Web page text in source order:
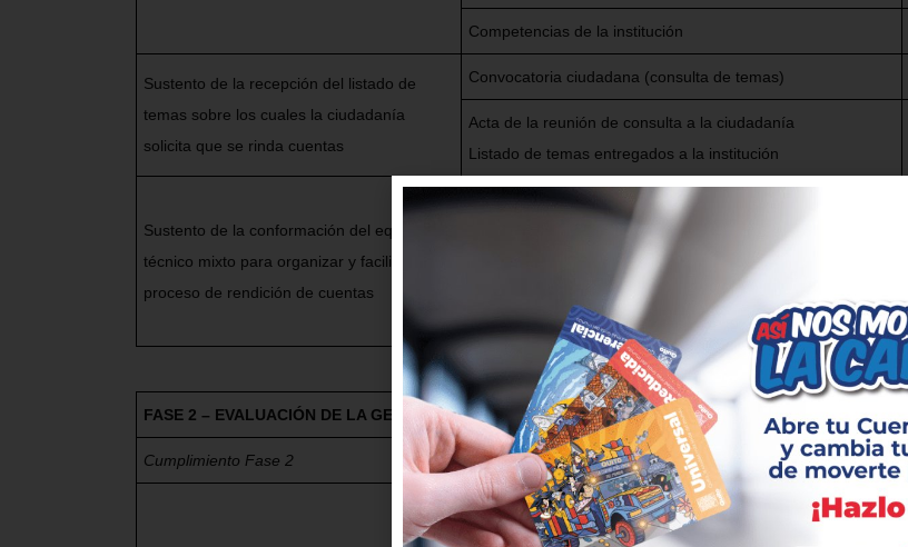
Competencias de la institución
Sustento de la recepción del listado de
temas sobre los cuales la ciudadanía
solicita que se rinda cuentas
Convocatoria ciudadana (consulta de temas)
Acta de la reunión de consulta a la ciudadanía
Listado de temas entregados a la institución
Sustento de la conformación del equipo
técnico mixto para organizar y facilitar el
proceso de rendición de cuentas
*Acta de conformación del Equipo técnico mixto
FASE 2 – EVALUACIÓN DE LA GESTIÓN Y ELABORACIÓN DEL INFORME INSTITUCIONAL
Cumplimiento Fase 2 Respaldo
Actas de reuniones de la Comisión mixta 1 (encargada de la
elaboración del informe)